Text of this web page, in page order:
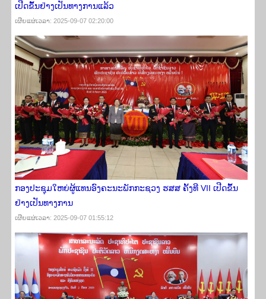
ເປີດຂຶ້ນຢ່າງເປັນທາງການແລ້ວ
ເຜີຍ​ແຜ່​ເວ​ລາ: 2025-09-07 02:20:00
ກອງປະຊຸມໃຫຍ່ຜູ້ແທນອົງຄະນະພັກກະຊວງ ຮສສ ຄັ້ງທີ VII ​ເປີດ​ຂຶ້ນ​
ຢ່າງ​ເປັນ​ທາງ​ການ
ເຜີຍ​ແຜ່​ເວ​ລາ: 2025-09-07 01:55:12